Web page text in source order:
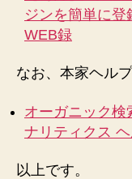
ジンを簡単に
WEB録
なお、本家ヘル
オーガニック検
ナリティクス
以上です。